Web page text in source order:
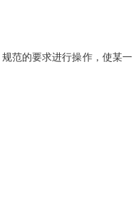
范的要求进行操作，使某一